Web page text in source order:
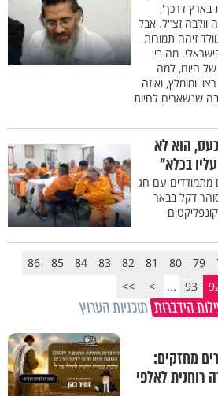
בארץ דרכך',
וולבה זצ"ל. אבל
זיהה תמורות
מה בין
היום, למה
ומומלץ, ואיזה
שנשארים לחיות
הוא לא
בכלא"
מתמודדים עם חג
דקל בבאר
79
80
81
82
83
84
85
86
93
...
>
>>
הידברות תוכניות הערוץ
מחזקים:
רוחנית לאלפי